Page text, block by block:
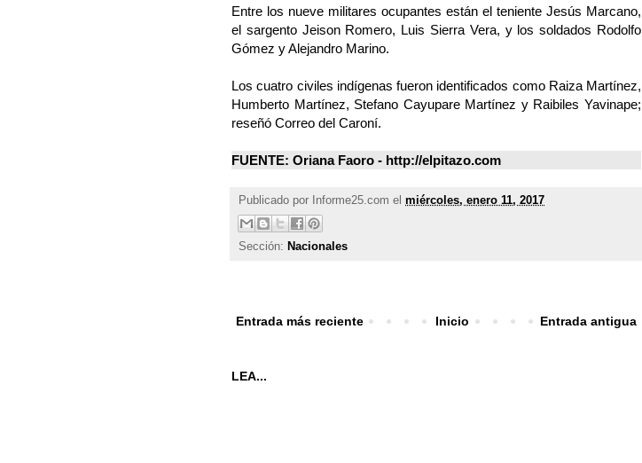
Entre los nueve militares ocupantes están el teniente Jesús Marcano,
el sargento Jeison Romero, Luis Sierra Vera, y los soldados Rodolfo
Gómez y Alejandro Marino.
Los cuatro civiles indígenas fueron identificados como Raiza Martínez,
Humberto Martínez, Stefano Cayupare Martínez y Raibiles Yavinape;
reseñó Correo del Caroní.
FUENTE: Oriana Faoro - http://elpitazo.com
Publicado por Informe25.com el miércoles, enero 11, 2017
Sección: Nacionales
Entrada más reciente Entrada antigua
Inicio
LEA...